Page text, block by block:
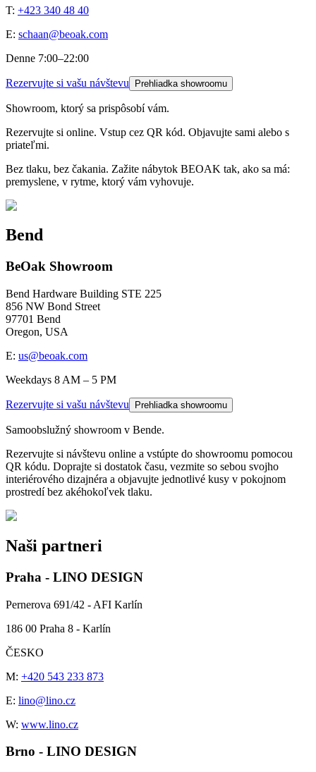
T: +423 340 48 40
E: schaan@beoak.com
Denne 7:00–22:00
Rezervujte si vašu návštevu Prehliadka showroomu
Showroom, ktorý sa prispôsobí vám.
Rezervujte si online. Vstup cez QR kód. Objavujte sami alebo s
priateľmi.
Bez tlaku, bez čakania. Zažite nábytok BEOAK tak, ako sa má:
premyslene, v rytme, ktorý vám vyhovuje.
Bend
BeOak Showroom
Bend Hardware Building STE 225
856 NW Bond Street
97701 Bend
Oregon, USA
E: us@beoak.com
Weekdays 8 AM – 5 PM
Rezervujte si vašu návštevu Prehliadka showroomu
Samoobslužný showroom v Bende.
Rezervujte si návštevu online a vstúpte do showroomu pomocou
QR kódu. Doprajte si dostatok času, vezmite so sebou svojho
interiérového dizajnéra a objavujte jednotlivé kusy v pokojnom
prostredí bez akéhokoľvek tlaku.
Naši partneri
Praha - LINO DESIGN
Pernerova 691/42 - AFI Karlín
186 00 Praha 8 - Karlín
ČESKO
M: +420 543 233 873
E: lino@lino.cz
W: www.lino.cz
Brno - LINO DESIGN